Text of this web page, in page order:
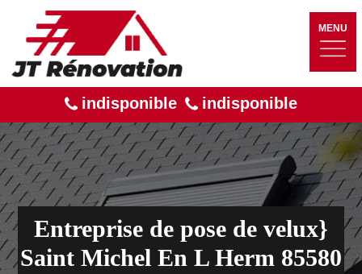
MENU
indisponible indisponible
Entreprise de pose de velux}
Saint Michel En L Herm 85580